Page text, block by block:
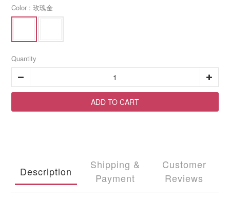
Color : 玫瑰金
Quantity
ADD TO CART
Description
Shipping &
Payment
Customer
Reviews